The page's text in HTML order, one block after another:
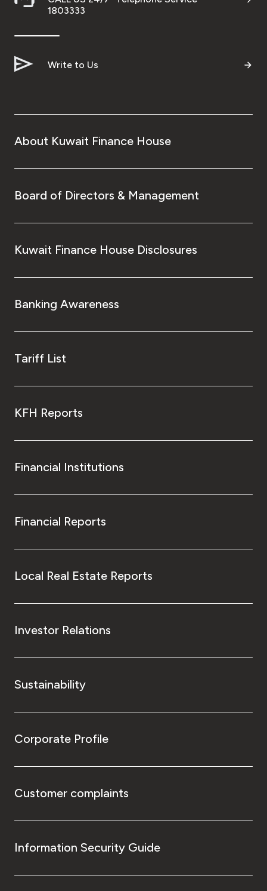
1803333
Write to Us
About Kuwait Finance House
Board of Directors & Management
Kuwait Finance House Disclosures
Banking Awareness
Tariff List
KFH Reports
Financial Institutions
Financial Reports
Local Real Estate Reports
Investor Relations
Sustainability
Corporate Profile
Customer complaints
Information Security Guide